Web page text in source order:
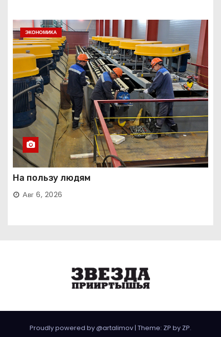
ЭКОНОМИКА
На пользу людям
Авг 6, 2026
Proudly powered by @artalimov| Theme: ZP by ZP.